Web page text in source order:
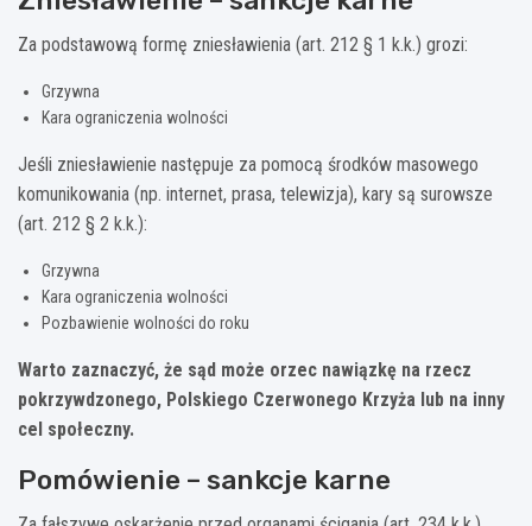
Za podstawową formę zniesławienia (art. 212 § 1 k.k.) grozi:
Grzywna
Kara ograniczenia wolności
Jeśli zniesławienie następuje za pomocą środków masowego
komunikowania (np. internet, prasa, telewizja), kary są surowsze
(art. 212 § 2 k.k.):
Grzywna
Kara ograniczenia wolności
Pozbawienie wolności do roku
Warto zaznaczyć, że sąd może orzec nawiązkę na rzecz
pokrzywdzonego, Polskiego Czerwonego Krzyża lub na inny
cel społeczny.
Pomówienie – sankcje karne